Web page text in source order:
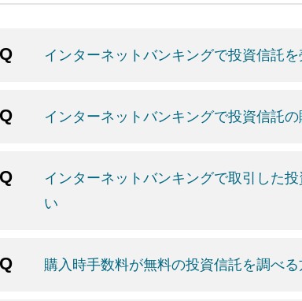
インターネットバンキングで投資信託
インターネットバンキングで投資信託
インターネットバンキングで取引した
い
購入時手数料が無料の投資信託を調べ